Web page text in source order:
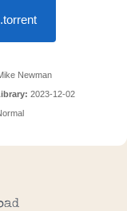
Newman
2023-12-02